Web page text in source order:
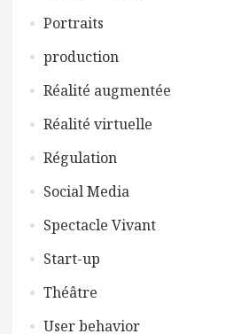
Portraits
production
Réalité augmentée
Réalité virtuelle
Régulation
Social Media
Spectacle Vivant
Start-up
Théâtre
User behavior